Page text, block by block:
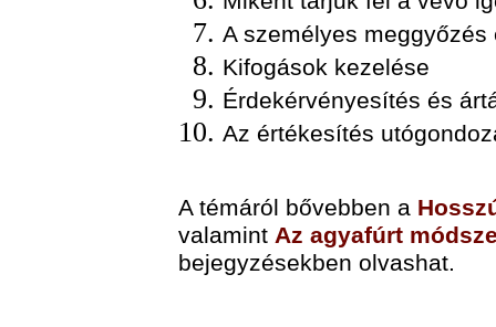
A személyes
Kifogások kezelése
Érdekérvényesítés és
Az értékesítés
A témáról bővebben a
valamint Az agyafúrt
bejegyzésekben olvashat.